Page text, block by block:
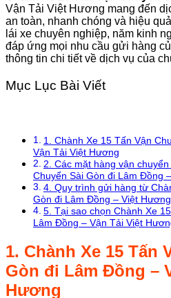
Vận Tải Việt Hương mang đến
an toàn, nhanh chóng và hiệu
lái xe chuyên nghiệp, năm kinh
đáp ứng mọi nhu cầu gửi hàng
thông tin chi tiết về dịch vụ của
Mục Lục Bài Viết
1. Chành Xe 15 Tấn Vận
Vận Tải Việt Hương
2. Các mặt hàng vận
Chuyển Sài Gòn đi Lâm Đồng
4. Quy trình gửi hàng từ
Gòn đi Lâm Đồng – Việt Hương
5. Tại sao chọn Chành Xe
Lâm Đồng – Vận Tải Việt
1. Chành Xe 15 Tấn
Gòn đi Lâm Đồng –
Hương